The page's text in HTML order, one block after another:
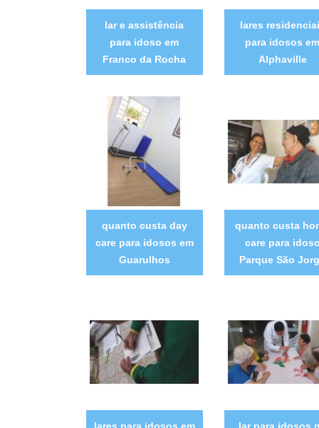
lar e assistência
para idoso em
Franco da Rocha
lares
para idosos em
Alphaville
quanto custa day
care para idosos em
Guarulhos
quanto custa
care para
Parque São